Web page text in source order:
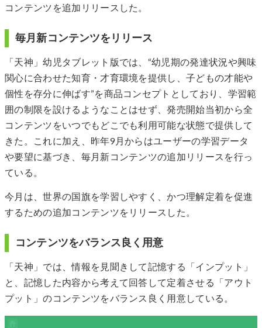
コンテンツを追加リリースした。
毎月新コンテンツをリリース
「天神」幼児タブレット版では、“幼児期の発達状況や興味
関心に合わせた知育・才育環境を提供し、子どもの才能や
個性を存分に伸ばす”を商品コンセプトとしており、学習範
囲の制限を設けるようなことはせず、発売開始当初から全
コンテンツをいつでもどこでも利用可能な状態で提供して
きた。これに加え、昨年9月からはユーザーの学習データ
や要望に基づき、毎月新コンテンツの追加リリースを行っ
ている。
今⽉は、世界の国旗を学習しやすく、かつ理解定着を促進
するための追加コンテンツをリリースした。
コンテンツをバランス良く用意
「天神」では、情報を見聞きして記憶する「インプット」
と、記憶した内容から考えて回答して定着させる「アウト
プット」のコンテンツをバランス良く用意している。